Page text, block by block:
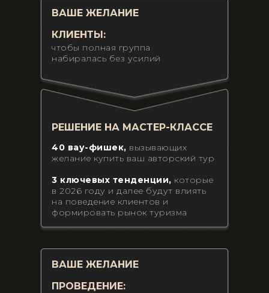
ВАШЕ ЖЕЛАНИЕ
РЕШЕНИЕ НА МАСТЕР-КЛАССЕ
ВАШЕ ЖЕЛАНИЕ
КЛИЕНТЫ:
ПРОВЕДЕНИЕ:
чтобы полная группа
набиралась без усилий
40 вау-фишек, вызывающих
желание купить ваш авторский тур
3 ключевых тенденции, которые
в 2026 году и далее будут влиять
на поведение клиентов и
формировать рынок туризма